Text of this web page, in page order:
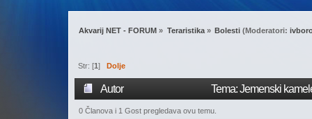
Akvarij NET - FORUM » Teraristika» Bolesti (Moderatori:
Str: [1] Dolje
Autor Tema: Jemenski
0 Članova i 1 Gost pregledava ovu temu.